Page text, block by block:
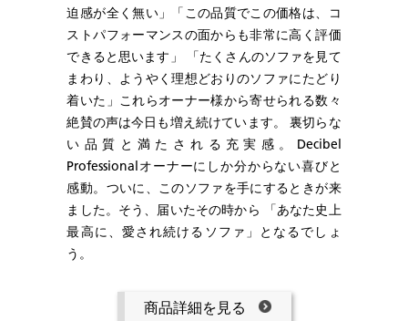
迫感が全く無い」「この品質でこの価格は、コ
ストパフォーマンスの面からも非常に高く評価
できると思います」 「たくさんのソファを見て
まわり、ようやく理想どおりのソファにたどり
着いた」これらオーナー様から寄せられる数々
絶賛の声は今日も増え続けています。 裏切らな
い品質と満たされる充実感。Decibel
Professionalオーナーにしか分からない喜びと
感動。ついに、このソファを手にするときが来
ました。そう、届いたその時から 「あなた史上
最高に、愛され続けるソファ」となるでしょ
う。
商品詳細を見る